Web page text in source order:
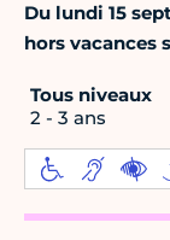
Du lundi 15
hors vacances
Tous niveaux
2 - 3 ans